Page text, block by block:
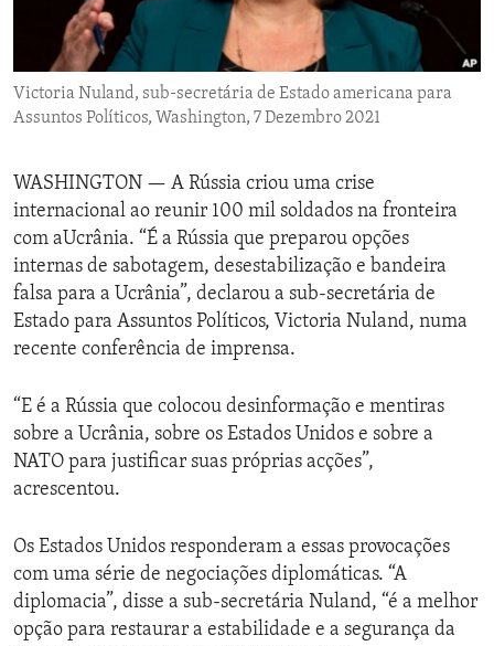
ENVIRONMENT AND HEALTH
IDEALS AND INSTITUTIONS
Victoria Nuland, sub-secretária de Estado americana para
Assuntos Políticos, Washington, 7 Dezembro 2021
WASHINGTON — A Rússia criou uma crise
internacional ao reunir 100 mil soldados na fronteira
com aUcrânia. “É a Rússia que preparou opções
internas de sabotagem, desestabilização e bandeira
falsa para a Ucrânia”, declarou a sub-secretária de
Estado para Assuntos Políticos, Victoria Nuland, numa
recente conferência de imprensa.
“E é a Rússia que colocou desinformação e mentiras
sobre a Ucrânia, sobre os Estados Unidos e sobre a
NATO para justificar suas próprias acções”,
acrescentou.
Os Estados Unidos responderam a essas provocações
com uma série de negociações diplomáticas. “A
diplomacia”, disse a sub-secretária Nuland, “é a melhor
opção para restaurar a estabilidade e a segurança da